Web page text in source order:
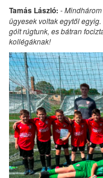
Tamás László: -
ügyesek voltak egytől
gólt rúgtunk, es bátran
kollégáknak!